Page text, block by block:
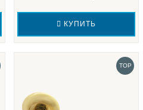
КУПИТЬ
TOP